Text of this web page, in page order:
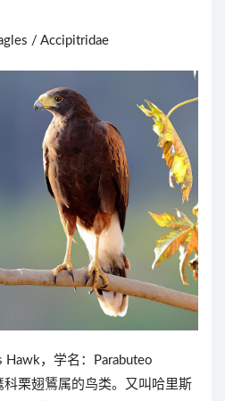
/ Accipitridae
Hawk，学名：Parabuteo
栗翅鵟属的鸟类。又叫哈里斯